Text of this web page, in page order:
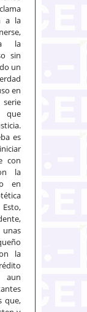
a la
la
sin
un
en
serie
que
es
con
la
en
la
aun
que,